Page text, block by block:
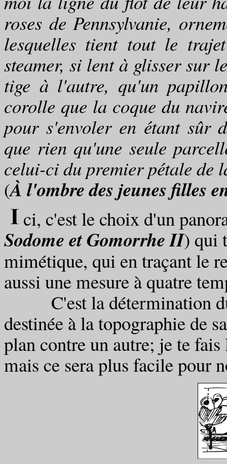
roses de Pennsylvanie,
lesquelles tient tout le
steamer, si lent à glisser sur
tige à l'autre, qu'un
corolle que la coque du
pour s'envoler en étant sûr
que rien qu'une seule
celui-ci du premier pétale de
(À l'ombre des jeunes filles
ci, c'est le choix d'un
Sodome et Gomorrhe II) qui
mimétique, qui en traçant le
aussi une mesure à quatre
C'est la détermination du
destinée à la topographie de
plan contre un autre; je te
mais ce sera plus facile pour